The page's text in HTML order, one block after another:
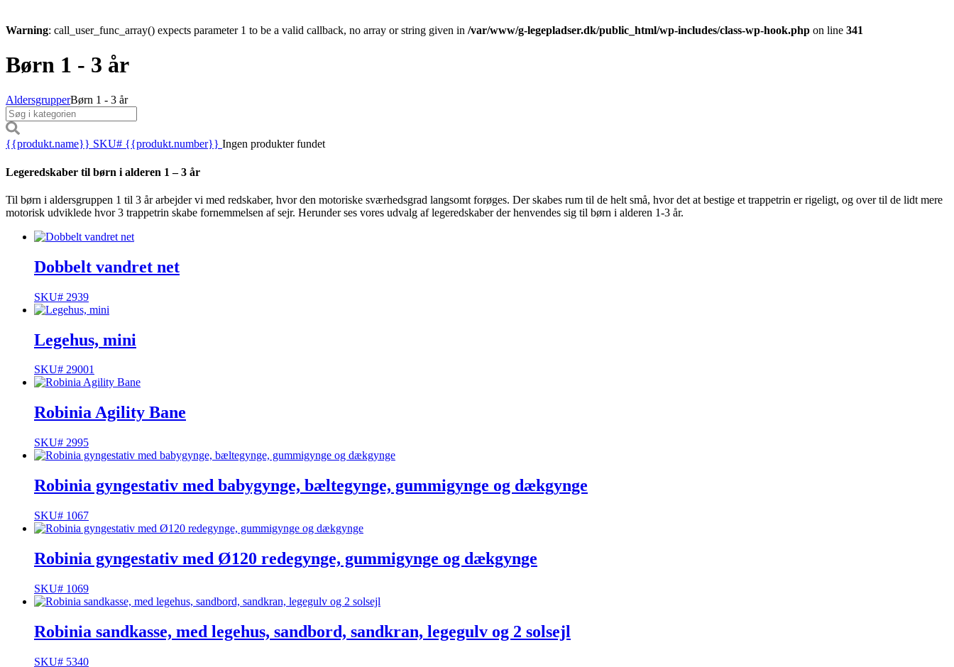
Warning: call_user_func_array() expects parameter 1 to be a valid callback, no array or string given in /var/www/g-legepladser.dk/public_html/wp-includes/class-wp-hook.php on line 341
Børn 1 - 3 år
AldersgrupperBørn 1 - 3 år
{{produkt.name}} SKU# {{produkt.number}} Ingen produkter fundet
Legeredskaber til børn i alderen 1 – 3 år
Til børn i aldersgruppen 1 til 3 år arbejder vi med redskaber, hvor den motoriske sværhedsgrad langsomt forøges. Der skabes rum til de helt små, hvor det at bestige et trappetrin er rigeligt, og over til de lidt mere
motorisk udviklede hvor 3 trappetrin skabe fornemmelsen af sejr. Herunder ses vores udvalg af legeredskaber der henvendes sig til børn i alderen 1-3 år.
Dobbelt vandret net
SKU# 2939
Legehus, mini
SKU# 29001
Robinia Agility Bane
SKU# 2995
Robinia gyngestativ med babygynge, bæltegynge, gummigynge og dækgynge
SKU# 1067
Robinia gyngestativ med Ø120 redegynge, gummigynge og dækgynge
SKU# 1069
Robinia sandkasse, med legehus, sandbord, sandkran, legegulv og 2 solsejl
SKU# 5340